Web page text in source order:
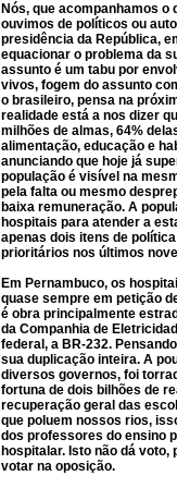
Nós, que acompanhamos
ouvimos de políticos ou
presidência da República,
equacionar o problema da
assunto é um tabu por
vivos, fogem do assunto
o brasileiro, pensa na
realidade está a nos dizer
milhões de almas, 64%
alimentação, educação e
anunciando que hoje já
população é visível na
pela falta ou mesmo
baixa remuneração. A
hospitais para atender a
apenas dois itens de
prioritários nos últimos
Em Pernambuco, os
quase sempre em petição
é obra principalmente
da Companhia de
federal, a BR-232.
sua duplicação inteira. A
diversos governos, foi
fortuna de dois bilhões de
recuperação geral das
que poluem nossos rios,
dos professores do ensino
hospitalar. Isto não dá
votar na oposição.